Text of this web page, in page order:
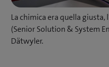
La chimica era quella giusta,
(Senior Solution & System
Dätwyler.